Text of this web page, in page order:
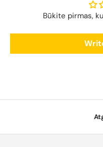
Būkite pirmas,